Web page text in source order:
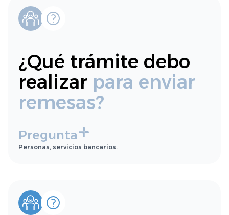
¿Qué trámite debo
realizar para enviar
remesas?
Pregunta
Personas, servicios bancarios.